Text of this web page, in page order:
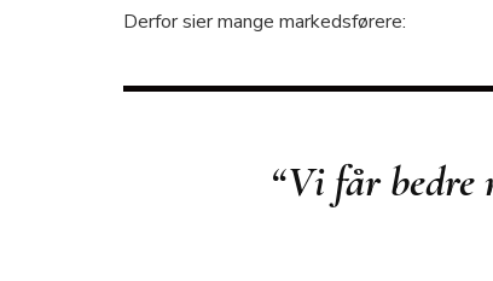
Derfor sier mange markedsførere:
“Vi får bedre